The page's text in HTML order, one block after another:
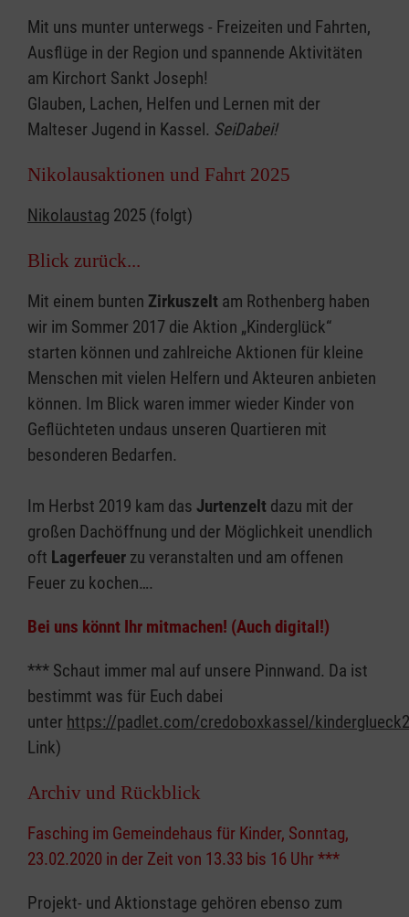
Mit uns munter unterwegs - Freizeiten und Fahrten,
Ausflüge in der Region und spannende Aktivitäten
am Kirchort Sankt Joseph!
Glauben, Lachen, Helfen und Lernen mit der
Malteser Jugend in Kassel. SeiDabei!
Nikolausaktionen und Fahrt 2025
Nikolaustag 2025 (folgt)
Blick zurück...
Mit einem bunten Zirkuszelt am Rothenberg haben
wir im Sommer 2017 die Aktion „Kinderglück“
starten können und zahlreiche Aktionen für kleine
Menschen mit vielen Helfern und Akteuren anbieten
können. Im Blick waren immer wieder Kinder von
Geflüchteten undaus unseren Quartieren mit
besonderen Bedarfen.
Im Herbst 2019 kam das Jurtenzelt dazu mit der
großen Dachöffnung und der Möglichkeit unendlich
oft Lagerfeuer zu veranstalten und am offenen
Feuer zu kochen….
Bei uns könnt Ihr mitmachen! (Auch digital!)
*** Schaut immer mal auf unsere Pinnwand. Da ist
bestimmt was für Euch dabei
unter https://padlet.com/credoboxkassel/
Link)
Archiv und Rückblick
Fasching im Gemeindehaus für Kinder, Sonntag,
23.02.2020 in der Zeit von 13.33 bis 16 Uhr ***
Projekt- und Aktionstage gehören ebenso zum